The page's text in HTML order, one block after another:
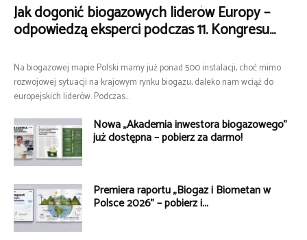
Jak dogonić biogazowych liderów Europy –
odpowiedzą eksperci podczas 11. Kongresu...
Na biogazowej mapie Polski mamy już ponad 500 instalacji, choć mimo
rozwojowej sytuacji na krajowym rynku biogazu, daleko nam wciąż do
europejskich liderów. Podczas...
Nowa „Akademia inwestora biogazowego”
już dostępna – pobierz za darmo!
Premiera raportu „Biogaz i Biometan w
Polsce 2026” – pobierz i...